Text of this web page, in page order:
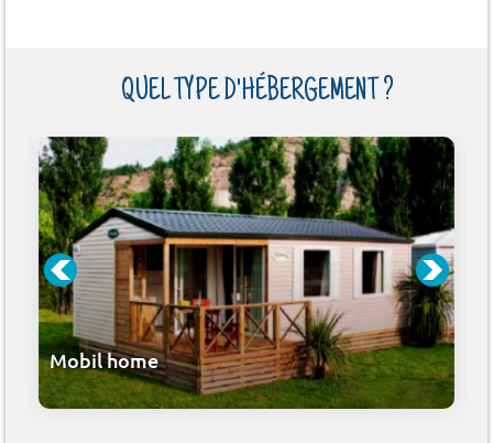
QUEL TYPE D'HÉBERGEMENT ?
Mobil home